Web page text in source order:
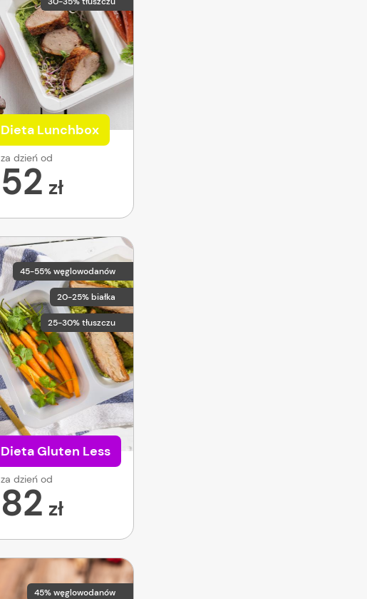
Dieta Lunchbox
za dzień od
52 zł
45-55% węglowodanów
20-25% białka
25-30% tłuszczu
Dieta Gluten Less
za dzień od
82 zł
45% węglowodanów